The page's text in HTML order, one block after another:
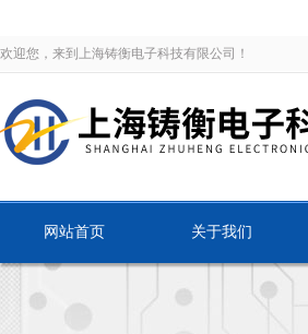
欢迎您，来到上海铸衡电子科技有限公司！
网站首页 关于我们